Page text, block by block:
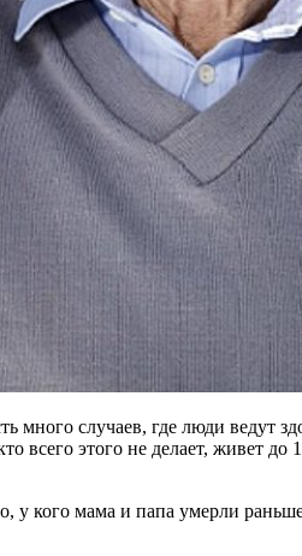
много случаев, где люди ведут
этого не делает, живет до
у кого мама и папа умерли